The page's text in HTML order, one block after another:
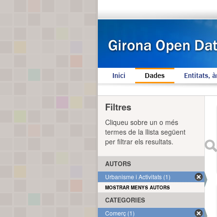
Inici Dades Entitats,
Filtres
Cliqueu sobre un o més
termes de la llista següent
per filtrar els resultats.
AUTORS
Urbanisme i Activitats (1)
MOSTRAR MENYS AUTORS
CATEGORIES
Comerç (1)